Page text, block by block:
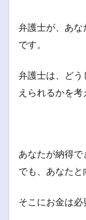
弁護士が、あ
です。
弁護士は、ど
えられるかを考
あなたが納得
でも、あなたと
そこにお金は必